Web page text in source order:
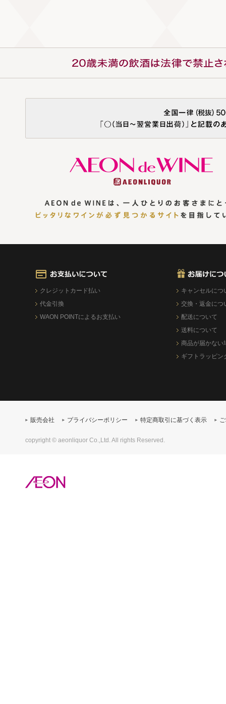
クレジットカード払い
代金引換
WAON POINTによるお支払い
キャンセルにつ
交換・返金につ
配送について
送料について
商品が届かない
ギフトラッピン
販売会社 プライバシーポリシー 特定商取引に基づく表示
copyright © aeonliquor Co.,Ltd. All rights Reserved.